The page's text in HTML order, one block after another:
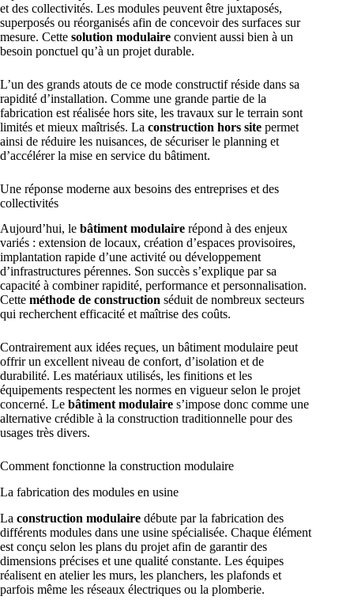
et des collectivités. Les modules peuvent être juxtaposés,
superposés ou réorganisés afin de concevoir des surfaces sur
mesure. Cette solution modulaire convient aussi bien à un
besoin ponctuel qu’à un projet durable.
L’un des grands atouts de ce mode constructif réside dans sa
rapidité d’installation. Comme une grande partie de la
fabrication est réalisée hors site, les travaux sur le terrain sont
limités et mieux maîtrisés. La construction hors site permet
ainsi de réduire les nuisances, de sécuriser le planning et
d’accélérer la mise en service du bâtiment.
Une réponse moderne aux besoins des entreprises et des
collectivités
Aujourd’hui, le bâtiment modulaire répond à des enjeux
variés : extension de locaux, création d’espaces provisoires,
implantation rapide d’une activité ou développement
d’infrastructures pérennes. Son succès s’explique par sa
capacité à combiner rapidité, performance et personnalisation.
Cette méthode de construction séduit de nombreux secteurs
qui recherchent efficacité et maîtrise des coûts.
Contrairement aux idées reçues, un bâtiment modulaire peut
offrir un excellent niveau de confort, d’isolation et de
durabilité. Les matériaux utilisés, les finitions et les
équipements respectent les normes en vigueur selon le projet
concerné. Le bâtiment modulaire s’impose donc comme une
alternative crédible à la construction traditionnelle pour des
usages très divers.
Comment fonctionne la construction modulaire
La fabrication des modules en usine
La construction modulaire débute par la fabrication des
différents modules dans une usine spécialisée. Chaque élément
est conçu selon les plans du projet afin de garantir des
dimensions précises et une qualité constante. Les équipes
réalisent en atelier les murs, les planchers, les plafonds et
parfois même les réseaux électriques ou la plomberie.